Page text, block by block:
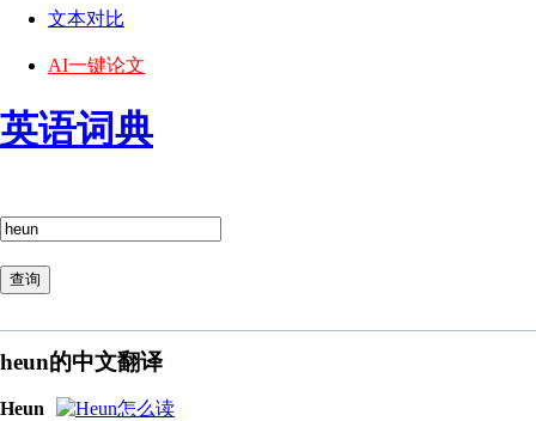
文本对比
AI一键论文
英语词典
查询
heun的中文翻译
Heun